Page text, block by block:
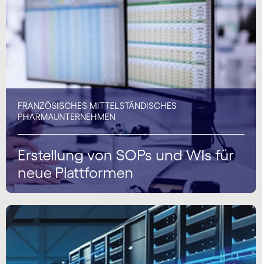
FRANZÖSISCHES MITTELSTÄNDISCHES
PHARMAUNTERNEHMEN
Erstellung von SOPs und WIs für
neue Plattformen